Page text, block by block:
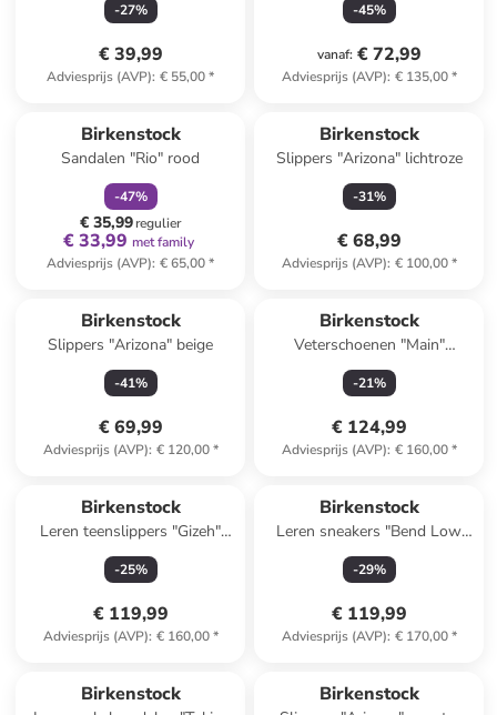
-27%
€ 39,99
Adviesprijs (AVP): € 55,00*
-45%
vanaf: € 72,99
Adviesprijs (AVP): € 135,00*
Birkenstock
Sandalen "Rio" rood
-47%
€ 35,99regulier
€ 33,99 met family
Adviesprijs (AVP): € 65,00*
Birkenstock
Slippers "Arizona" lichtroze
-31%
€ 68,99
Adviesprijs (AVP): € 100,00*
Birkenstock
Slippers "Arizona" beige
-41%
€ 69,99
Adviesprijs (AVP): € 120,00*
Birkenstock
Veterschoenen "Main"
antraciet
-21%
€ 124,99
Adviesprijs (AVP): € 160,00*
Birkenstock
Leren teenslippers "Gizeh"
beige
-25%
€ 119,99
Adviesprijs (AVP): € 160,00*
Birkenstock
Leren sneakers "Bend Low
Decon" bruin
-29%
€ 119,99
Adviesprijs (AVP): € 170,00*
Birkenstock Birkenstock